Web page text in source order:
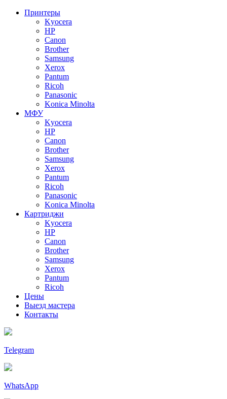
Принтеры
Kyocera
HP
Canon
Brother
Samsung
Xerox
Pantum
Ricoh
Panasonic
Konica Minolta
МФУ
Kyocera
HP
Canon
Brother
Samsung
Xerox
Pantum
Ricoh
Panasonic
Konica Minolta
Картриджи
Kyocera
HP
Canon
Brother
Samsung
Xerox
Pantum
Ricoh
Цены
Выезд мастера
Контакты
Telegram
WhatsApp